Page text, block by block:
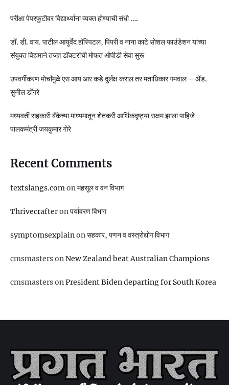
परीक्षा पेपरफुटीवर विद्यार्थ्यांना व्यक्त होण्याची संधी ….
डॉ. डी. वाय. पाटील आयुर्वेद हॉस्पिटल, पिंपरी व नाना काटे सोशल फाउंडेशन यांच्या
संयुक्त विद्यमाने तज्ज्ञ डॉक्टरांची मोफत ओपीडी सेवा सुरू
उपवर्गीकरण मोर्चांमुळे एस आय आर कडे दुर्लक्ष कराल तर मताधिकार गमवाल – ॲड.
सुनील डोंगरे
मध्यवर्ती सहकारी बँकेच्या माध्यमातून शेतकरी आर्थिकदृष्ट्या सक्षम झाला पाहिजे –
पालकमंत्री जयकुमार गोरे
Recent Comments
textslangs.comonमहसूल व वन विभाग
Thrivecrafteronपर्यावरण विभाग
symptomsexplainonसहकार, पणन व वस्‍त्रोद्योग विभाग
cmsmastersonNew Zealand beat Australian Champions
cmsmastersonPresident Biden departing for South Korea